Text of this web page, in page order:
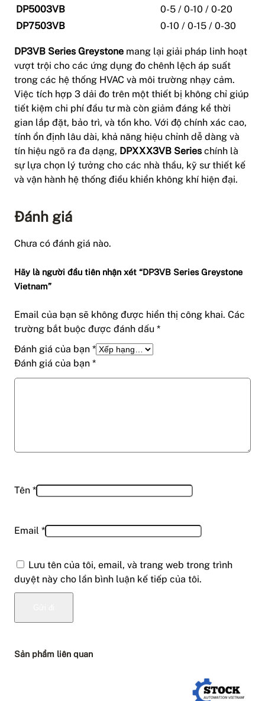
DP5003VB
0-5 / 0-10 / 0-20
DP7503VB
0-10 / 0-15 / 0-30
DP3VB Series Greystone mang lại giải pháp linh hoạt
vượt trội cho các ứng dụng đo chênh lệch áp suất
trong các hệ thống HVAC và môi trường nhạy cảm.
Việc tích hợp 3 dải đo trên một thiết bị không chỉ giúp
tiết kiệm chi phí đầu tư mà còn giảm đáng kể thời
gian lắp đặt, bảo trì, và tồn kho. Với độ chính xác cao,
tính ổn định lâu dài, khả năng hiệu chỉnh dễ dàng và
tín hiệu ngõ ra đa dạng, DPXXX3VB Series chính là
sự lựa chọn lý tưởng cho các nhà thầu, kỹ sư thiết kế
và vận hành hệ thống điều khiển không khí hiện đại.
Đánh giá
Chưa có đánh giá nào.
Hãy là người đầu tiên nhận xét “DP3VB Series Greystone
Vietnam”
Email của bạn sẽ không được hiển thị công khai. Các
trường bắt buộc được đánh dấu *
Đánh giá của bạn *
Đánh giá của bạn *
Tên *
Email *
Lưu tên của tôi, email, và trang web trong trình
duyệt này cho lần bình luận kế tiếp của tôi.
Sản phẩm liên quan